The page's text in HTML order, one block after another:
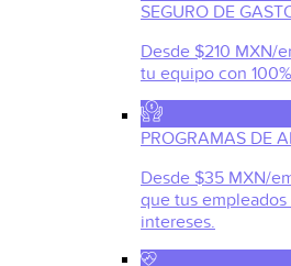
SEGURO DE
Desde $210 MXN/
tu equipo con
PROGRAMAS DE
Desde $35 MXN/
que tus
intereses.